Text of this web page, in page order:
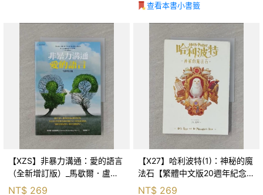
查看本書小書籤
【XZS】非暴力溝通：愛的語言
（全新增訂版）_馬歇爾．盧森
堡, 蕭寶森
NT$ 269
【X27】哈利波特(1)：神秘的魔
法石【繁體中文版20週年紀念】
NT$ 269